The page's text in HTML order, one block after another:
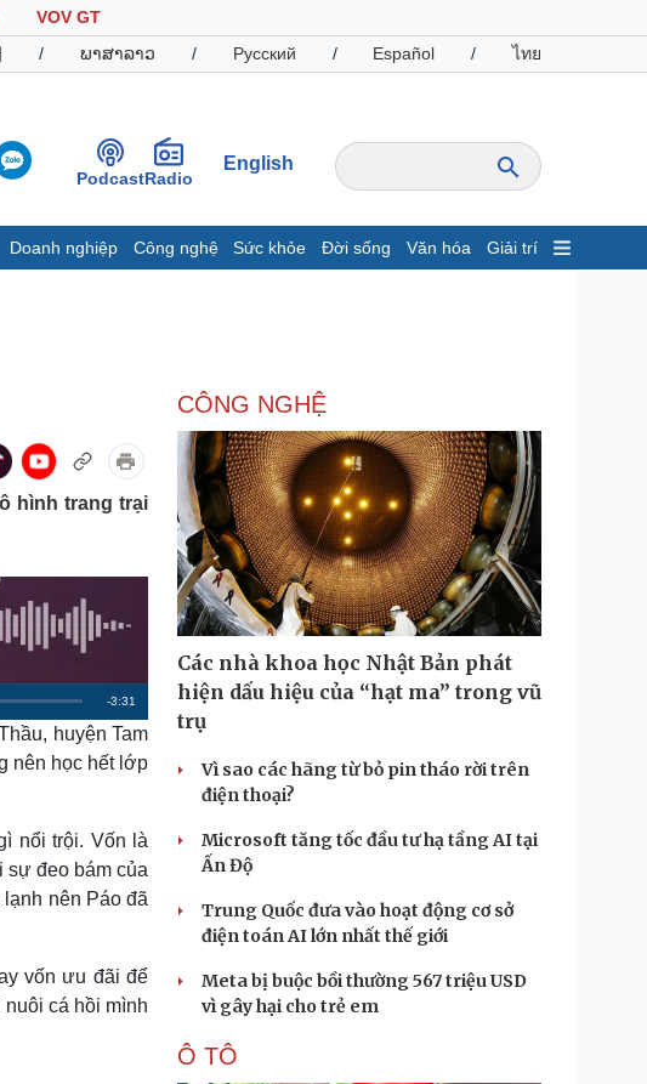
VOV GT
/ ພາສາລາວ / Русский / Español / ไทย
PodcastRadio
English
Doanh nghiệp Công nghệ Sức khỏe Đời sống Văn hóa Giải trí
Giá cà phê
Doanh nghiệp
Thông tin doanh nghiệp
Doanh nghiệp 24h
Doanh nhân
Vì cộng đồng
Công nghệ
Sành điệu
Tin Công nghệ
Trải nghiệm
Chuyển đổi số
Tư vấn
Săn Tour
check-in
Podcast
Câu chuyện thời sự
Cửa sổ tình yêu
Kể chuyện cho bé
hình trang trại
R
m
i
-3:31
huyện Tam
nên học hết lớp
nổi trội. Vốn là
sự đeo bám của
nên Páo đã
vốn ưu đãi để
cá hồi mình
CÔNG NGHỆ
Các nhà khoa học Nhật Bản phát
hiện dấu hiệu của “hạt ma” trong vũ
trụ
Vì sao các hãng từ bỏ pin tháo rời trên
điện thoại?
Microsoft tăng tốc đầu tư hạ tầng AI tại
Ấn Độ
Trung Quốc đưa vào hoạt động cơ sở
điện toán AI lớn nhất thế giới
Meta bị buộc bồi thường 567 triệu USD
vì gây hại cho trẻ em
Ô TÔ